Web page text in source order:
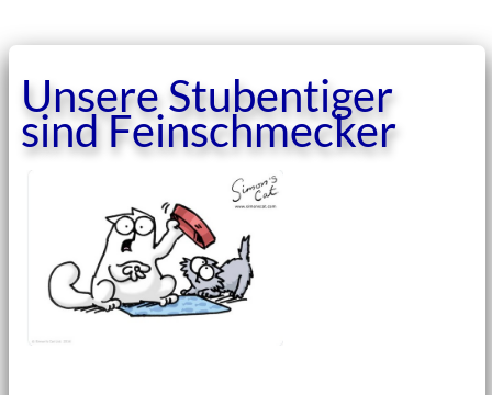
Unsere Stubentiger
sind Feinschmecker